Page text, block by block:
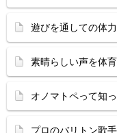
遊びを通しての体
素晴らしい声を体
オノマトペって知
プロのバリトン歌